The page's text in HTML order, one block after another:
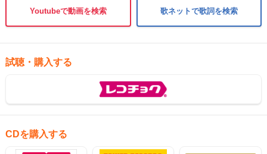
Youtubeで動画を検索 歌ネットで歌詞を検索
試聴・購入する
CDを購入する